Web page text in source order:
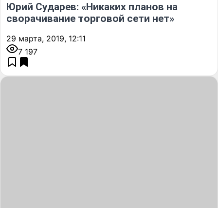
Юрий Сударев: «Никаких планов на
сворачивание торговой сети нет»
29 марта, 2019, 12:11
7 197